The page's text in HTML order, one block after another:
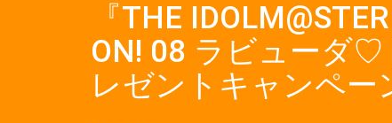
『THE
ON! 08 ラビューダ
レゼントキャンペー